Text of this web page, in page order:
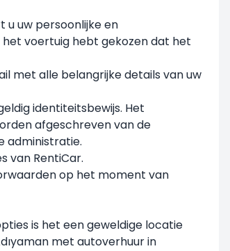
u uw persoonlijke en
voertuig hebt gekozen dat het
met alle belangrijke details van uw
identiteitsbewijs. Het
afgeschreven van de
administratie.
van RentiCar.
op het moment van
is het een geweldige locatie
met autoverhuur in